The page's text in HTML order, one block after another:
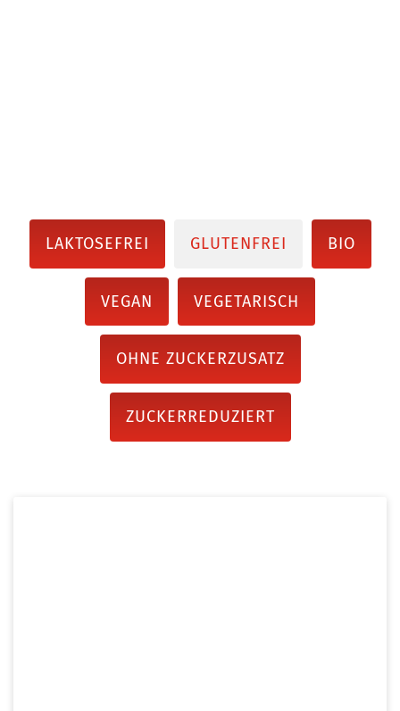
LAKTOSEFREI GLUTENFREI BIO
VEGAN VEGETARISCH
OHNE ZUCKERZUSATZ
ZUCKERREDUZIERT